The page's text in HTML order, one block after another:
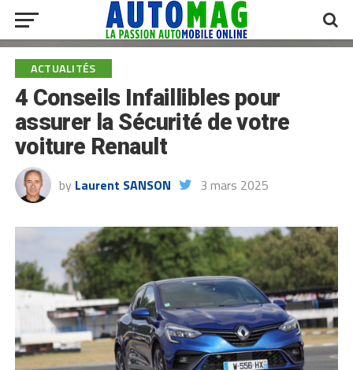
ACTUALITÉS
4 Conseils Infaillibles pour
assurer la Sécurité de votre
voiture Renault
by Laurent SANSON 3 mars 2025